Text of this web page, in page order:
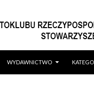
WYDAWNICTWO